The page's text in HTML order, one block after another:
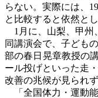
らない。実際には、
と比較すると依然と
1 月に、山梨、甲州
同講演会で、子ども
部の春日晃章教授の
ール投げといった走
改善の兆候が見られ
「全国体力・運動能